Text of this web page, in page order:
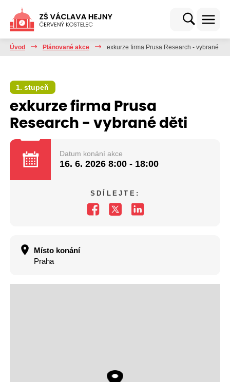
Úvod Plánované akce exkurze firma Prusa Research - vybrané děti
1. stupeň
exkurze firma Prusa
Research - vybrané děti
Datum konání akce
16. 6. 2026 8:00 - 18:00
SDÍLEJTE:
Místo konání
Praha